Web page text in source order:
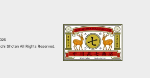
Shoten All Rights Reserved.